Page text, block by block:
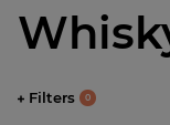
Filters 0